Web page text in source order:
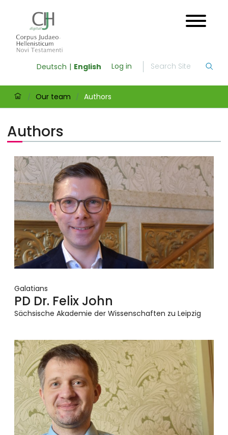
Deutsch English Log in
/ Our team / Authors
Authors
Galatians
PD Dr. Felix John
Sächsische Akademie der Wissenschaften zu Leipzig